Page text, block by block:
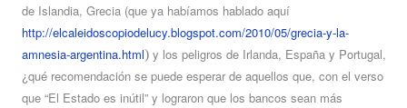
de Islandia, Grecia (que ya habíamos hablado aquí
http://elcaleidoscopiodelucy.blogspot.com/2010/05/grecia-y-la-
amnesia-argentina.html) y los peligros de Irlanda, España y Portugal,
¿qué recomendación se puede esperar de aquellos que, con el verso
que “El Estado es inútil” y lograron que los bancos sean más